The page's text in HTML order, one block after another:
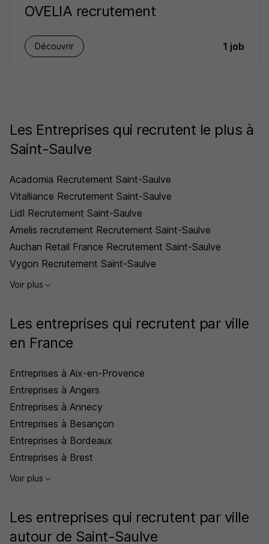
OVELIA recrutement
Découvrir 1 job
Les Entreprises qui recrutent le plus à
Saint-Saulve
Acadomia Recrutement Saint-Saulve
Vitalliance Recrutement Saint-Saulve
Lidl Recrutement Saint-Saulve
Amelis recrutement Recrutement Saint-Saulve
Auchan Retail France Recrutement Saint-Saulve
Vygon Recrutement Saint-Saulve
Voir plus
Les entreprises qui recrutent par ville
en France
Entreprises à Aix-en-Provence
Entreprises à Angers
Entreprises à Annecy
Entreprises à Besançon
Entreprises à Bordeaux
Entreprises à Brest
Voir plus
Les entreprises qui recrutent par ville
autour de Saint-Saulve